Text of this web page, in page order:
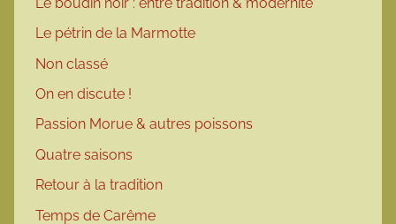
Le pétrin de la Marmotte
Non classé
On en discute !
Passion Morue & autres poissons
Quatre saisons
Retour à la tradition
Temps de Carême